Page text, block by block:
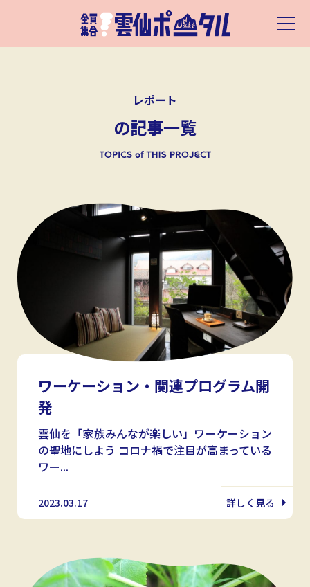
レポート
の記事一覧
ワーケーション・関連プログラム開
発
雲仙を「家族みんなが楽しい」ワーケーション
の聖地にしよう コロナ禍で注目が高まっている
ワー...
2023.03.17 詳しく見る